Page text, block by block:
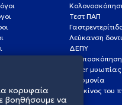
Τεστ ΠΑΠ
Λεύκανση
ΔΕΠΥ
Κολποσκόπηση
Laser μυωπίας
Πνευμονία
Καρκίνος του
κορυφαία
βοηθήσουμε να